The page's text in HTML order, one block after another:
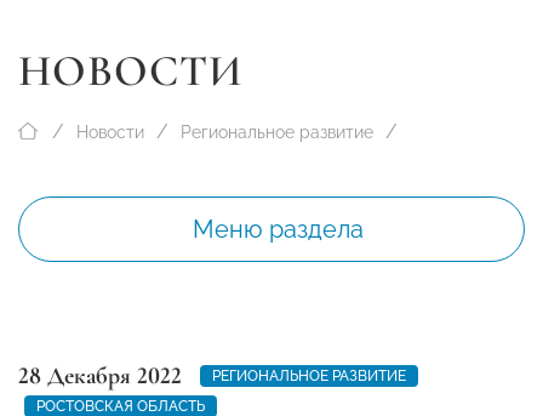
НОВОСТИ
Новости Региональное развитие
Меню раздела
28 Декабря 2022
РЕГИОНАЛЬНОЕ РАЗВИТИЕ
РОСТОВСКАЯ ОБЛАСТЬ